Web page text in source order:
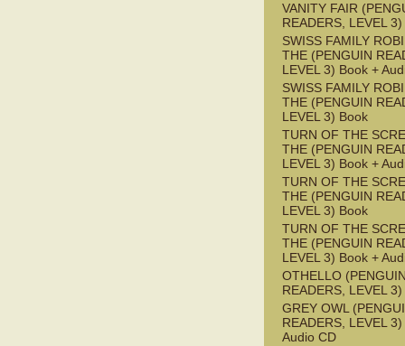
VANITY FAIR
READERS, LEVEL
SWISS FAMILY
THE (PENGUIN
LEVEL 3) Book +
SWISS FAMILY
THE (PENGUIN
LEVEL 3) Book
TURN OF THE
THE (PENGUIN
LEVEL 3) Book +
TURN OF THE
THE (PENGUIN
LEVEL 3) Book
TURN OF THE
THE (PENGUIN
LEVEL 3) Book +
OTHELLO
READERS, LEVEL
GREY OWL
READERS, LEVEL
Audio CD